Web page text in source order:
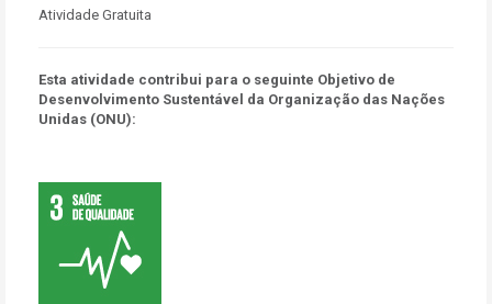
Atividade Gratuita
Esta atividade contribui para o seguinte Objetivo de
Desenvolvimento Sustentável da Organização das Nações
Unidas (ONU):